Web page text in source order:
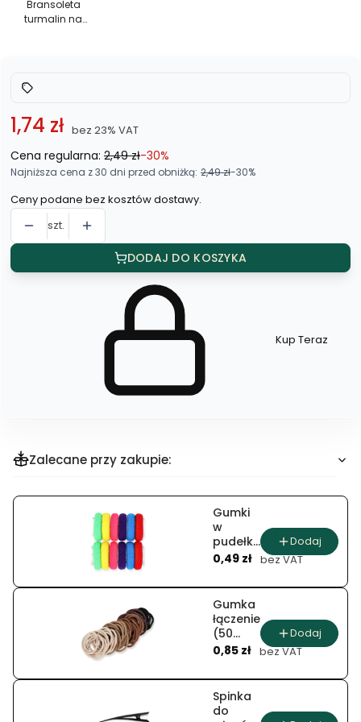
na
czerwonym
Bransoleta
turmalin na
1,74 zł bez 23% VAT
Cena regularna: 2,49 zł-30%
Najniższa cena z 30 dni przed obniżką: 2,49 zł-30%
Ceny podane bez kosztów dostawy.
szt.
DODAJ DO KOSZYKA
Szybki
produktu
Bransoleta
sznurek
Kup Teraz
Zalecane przy zakupie:
Gumki
w
pudełku
frotte
Cena
0,49 zł bez VAT
Dodaj
Gumka
łączenie
(50
szt.)
Cena
0,85 zł bez VAT
Dodaj
Spinka
do